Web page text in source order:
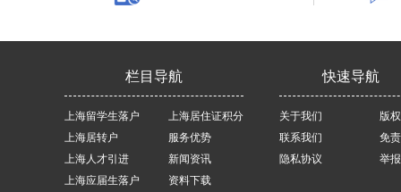
栏目导航
上海留学生落户
上海居转户
上海人才引进
上海应届生落户
上海居住证积分
服务优势
新闻资讯
资料下载
快速导航
关于我们
联系我们
隐私协议
版
免
举